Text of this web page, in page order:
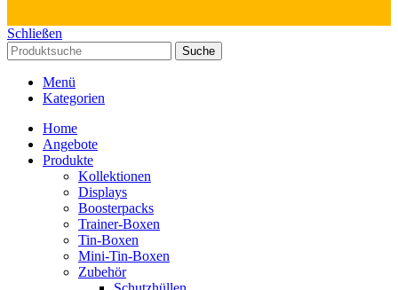
Schließen
Suche
Menü
Kategorien
Home
Angebote
Produkte
Kollektionen
Displays
Boosterpacks
Trainer-Boxen
Tin-Boxen
Mini-Tin-Boxen
Zubehör